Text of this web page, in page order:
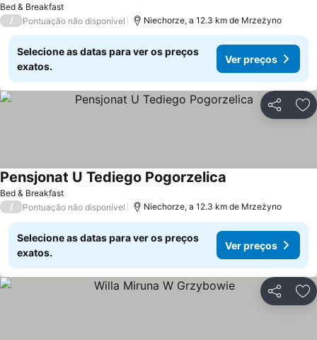
Bed & Breakfast
/ Pontuação não disponível Niechorze, a 12.3 km de Mrzeżyno
Selecione as datas para ver os preços
exatos.
Ver preços
Partilhar
Bed & Breakfast
Pensjonat U Tediego Pogorzelica
/ Pontuação não disponível Niechorze, a 12.3 km de Mrzeżyno
Selecione as datas para ver os preços
exatos.
Ver preços
Partilhar